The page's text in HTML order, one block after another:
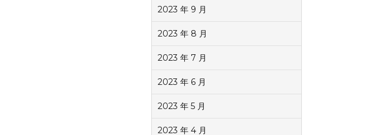
2023 年 9 月
2023 年 8 月
2023 年 7 月
2023 年 6 月
2023 年 5 月
2023 年 4 月